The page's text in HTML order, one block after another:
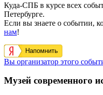
Куда-СПБ в курсе всех
Петербурге.
Если вы знаете о событии,
нам!
Напомнить
Вы организатор этого
Музей современного